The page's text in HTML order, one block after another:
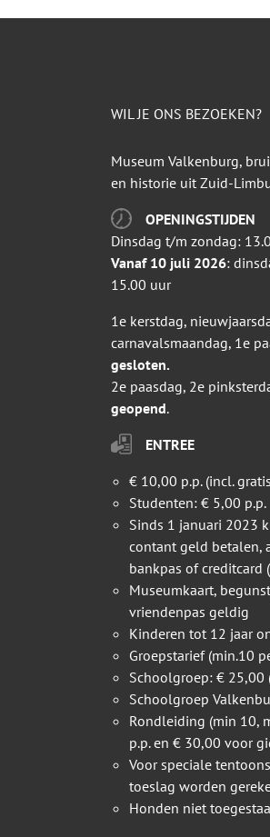
WIL JE ONS BEZOEKEN?
Museum Valkenburg,
en historie uit Zuid-
OPENINGSTIJDEN
Dinsdag t/m zondag:
Vanaf 10 juli 2026:
15.00 uur
1e kerstdag,
carnavalsmaandag, 1e
gesloten.
2e paasdag, 2e
geopend.
ENTREE
€ 10,00 p.p. (incl.
Studenten: € 5,00 p.p.
Sinds 1 januari 2023
contant geld betalen,
bankpas of creditcard
Museumkaart,
vriendenpas geldig
Kinderen tot 12 jaar
Groepstarief (min.10
Schoolgroep: €
Schoolgroep
Rondleiding (min 10,
p.p. en € 30,00 voor
Voor speciale
toeslag worden
Honden niet